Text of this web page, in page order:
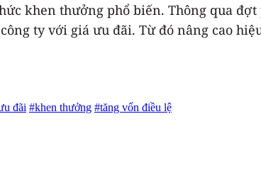
khen thưởng phổ biến. Thông qua
ty với giá ưu đãi. Từ đó nâng cao
đãi #khen thưởng #tăng vốn điều lệ